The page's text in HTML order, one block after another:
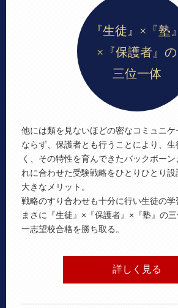
『生徒』×『塾』
×『保護者』の
三位一体
他には類を見ないほどの密なコミュニ
ならず、保護者とも行うことにより、
く、その特性を育んできたバックボー
れに合わせた受験戦略をひとりひとり
大きなメリット。
戦略のすり合わせも十分に行い生徒の学
まさに『生徒』×『保護者』×『塾』の
一志望校合格を勝ち取る。
詳しく見る